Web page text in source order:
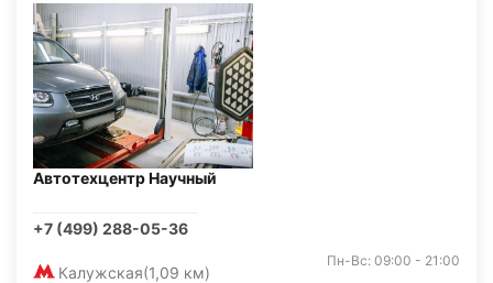
Автотехцентр Научный
+7 (499) 288-05-36
Калужская(1,09 км)
Пн-Вс: 09:00 - 21:00